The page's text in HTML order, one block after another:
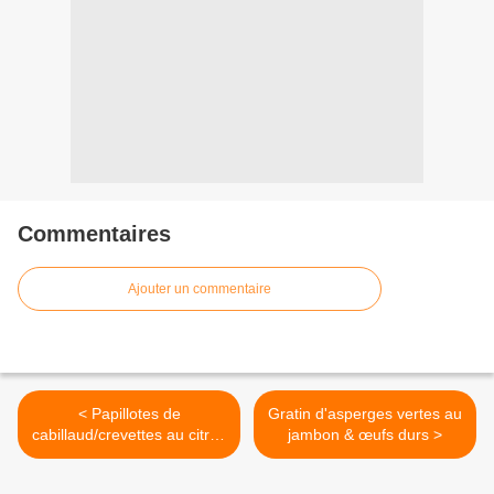
Commentaires
Ajouter un commentaire
< Papillotes de
cabillaud/crevettes au citron
vert, oignon & thym et son
Gratin d'asperges vertes au
jambon & œufs durs >